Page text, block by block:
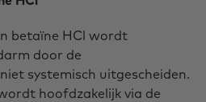
betaïne HCl wordt
door de
systemisch uitgescheiden.
hoofdzakelijk via de